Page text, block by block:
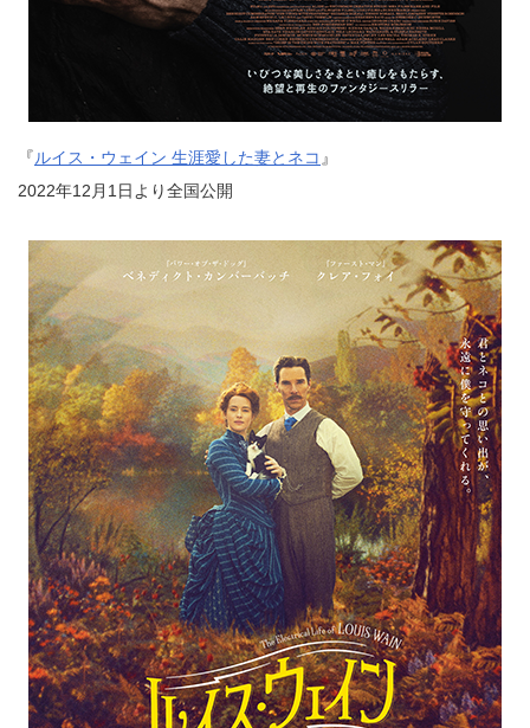
『ルイス・ウェイン 生涯愛した妻とネコ 』
2022年12月1日より全国公開